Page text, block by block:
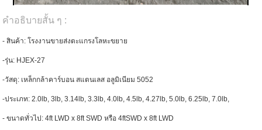
คำอธิบายสั้น ๆ :
- สินค้า: โรงงานขายส่งตะแกรงโลหะขยาย
-รุ่น: HJEX-27
-วัสดุ: เหล็กกล้าคาร์บอน สแตนเลส อลูมิเนียม 5052
-ประเภท: 2.0lb, 3lb, 3.14lb, 3.3lb, 4.0lb, 4.5lb, 4.27lb, 5.0lb, 6.25lb, 7.0lb,
- ขนาดทั่วไป: 4ft LWD x 8ft SWD หรือ 4ftSWD x 8ft LWD